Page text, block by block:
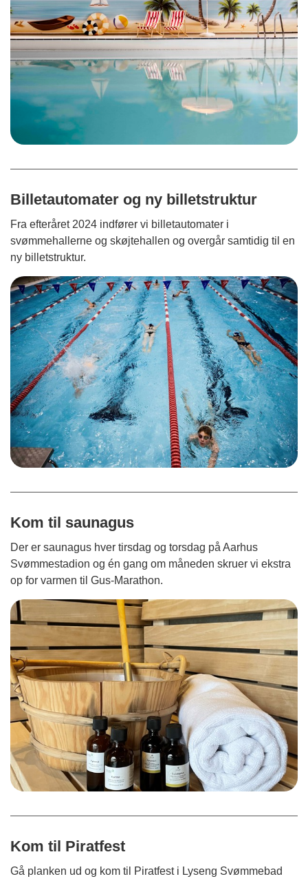
Billetautomater og ny billetstruktur
Fra efteråret 2024 indfører vi billetautomater i
svømmehallerne og skøjtehallen og overgår samtidig til en
ny billetstruktur.
Kom til saunagus
Der er saunagus hver tirsdag og torsdag på Aarhus
Svømmestadion og én gang om måneden skruer vi ekstra
op for varmen til Gus-Marathon.
Kom til Piratfest
Gå planken ud og kom til Piratfest i Lyseng Svømmebad